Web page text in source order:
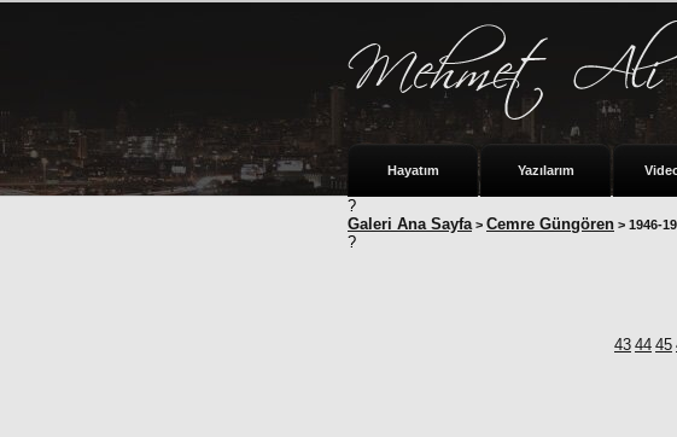
Hayatım Yazılarım
?
Galeri Ana Sayfa > Cemre Güngören > 1946-
?
43 44 45